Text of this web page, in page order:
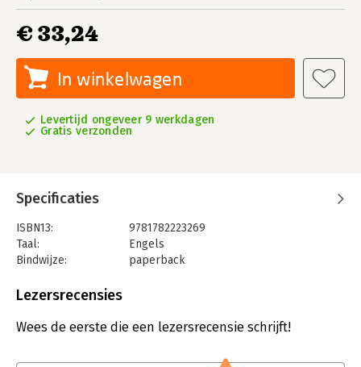
€ 33,24
In winkelwagen
Levertijd ongeveer 9 werkdagen
Gratis verzonden
Specificaties
ISBN13:
9781782223269
Taal:
Engels
Bindwijze:
paperback
Uitgever:
Lezersrecensies
Wees de eerste die een lezersrecensie schrijft!